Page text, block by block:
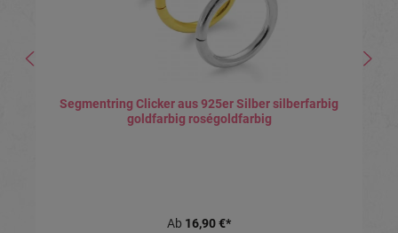
Segmentring Clicker aus 925er Silber silberfarbig
goldfarbig roségoldfarbig
Ab 16,90 €*